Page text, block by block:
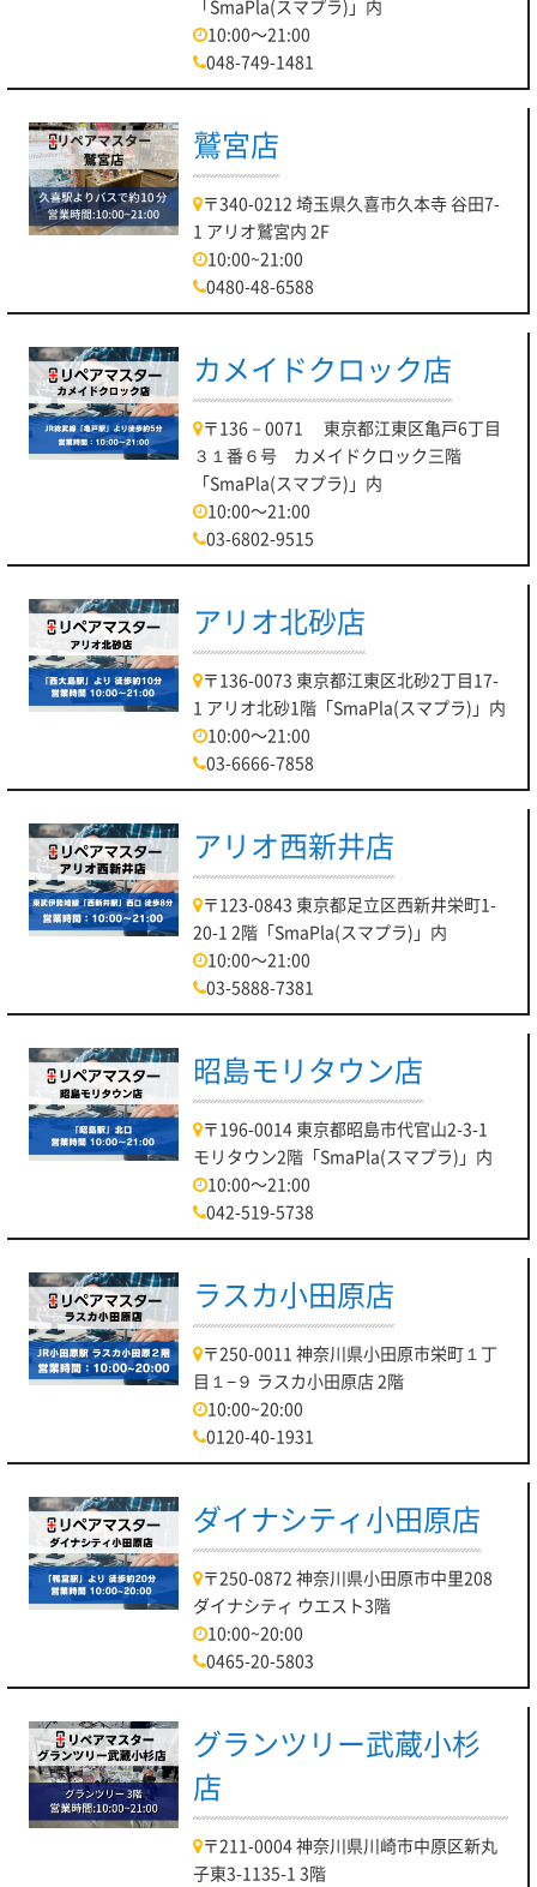
「SmaPla(スマプラ)」内
10:00～21:00
048-749-1481
鷲宮店
〒340-0212 埼玉県久喜市久本寺 谷田7-
1 アリオ鷲宮内 2F
10:00~21:00
0480-48-6588
カメイドクロック店
〒136－0071 東京都江東区亀戸6丁目
３１番６号 カメイドクロック三階
「SmaPla(スマプラ)」内
10:00～21:00
03-6802-9515
アリオ北砂店
〒136-0073 東京都江東区北砂2丁目17-
1 アリオ北砂1階「SmaPla(スマプラ)」内
10:00～21:00
03-6666-7858
アリオ西新井店
〒123-0843 東京都足立区西新井栄町1-
20-1 2階「SmaPla(スマプラ)」内
10:00～21:00
03-5888-7381
昭島モリタウン店
〒196-0014 東京都昭島市代官山2-3-1
モリタウン2階「SmaPla(スマプラ)」内
10:00～21:00
042-519-5738
ラスカ小田原店
〒250-0011 神奈川県小田原市栄町１丁
目１−９ ラスカ小田原店 2階
10:00~20:00
0120-40-1931
ダイナシティ小田原店
〒250-0872 神奈川県小田原市中里208
ダイナシティ ウエスト3階
10:00~20:00
0465-20-5803
グランツリー武蔵小杉
店
〒211-0004 神奈川県川崎市中原区新丸
子東3-1135-1 3階